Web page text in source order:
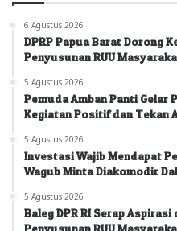
6 Agustus 2026
DPRP Papua Barat Dorong
Penyusunan RUU
5 Agustus 2026
Pemuda Amban Panti Gelar
Kegiatan Positif dan Tekan
5 Agustus 2026
Investasi Wajib Mendapat
Wagub Minta Diakomodir
5 Agustus 2026
Baleg DPR RI Serap
Penyusunan RUU